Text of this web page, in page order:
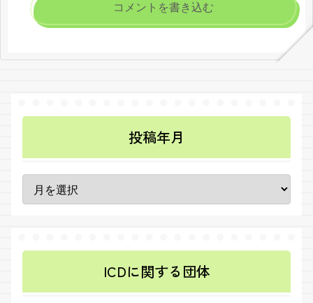
コメントを書き込む
投稿年月
ICDに関する団体